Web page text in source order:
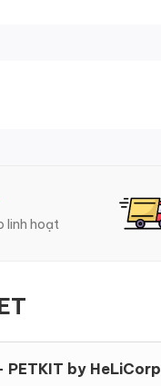
linh hoạt
PETKIT by HeLiCorp